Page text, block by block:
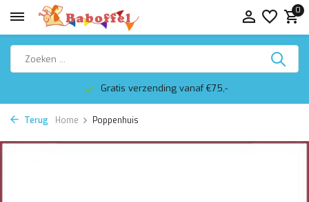
0
Gratis verzending vanaf €75,-
Terug Home Poppenhuis